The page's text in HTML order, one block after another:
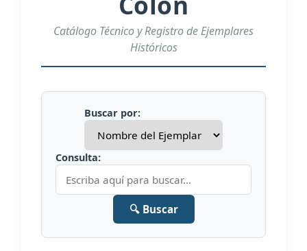
Catálogo Técnico y Registro de Ejemplares
Históricos
Buscar por:
Consulta:
🔍 Buscar